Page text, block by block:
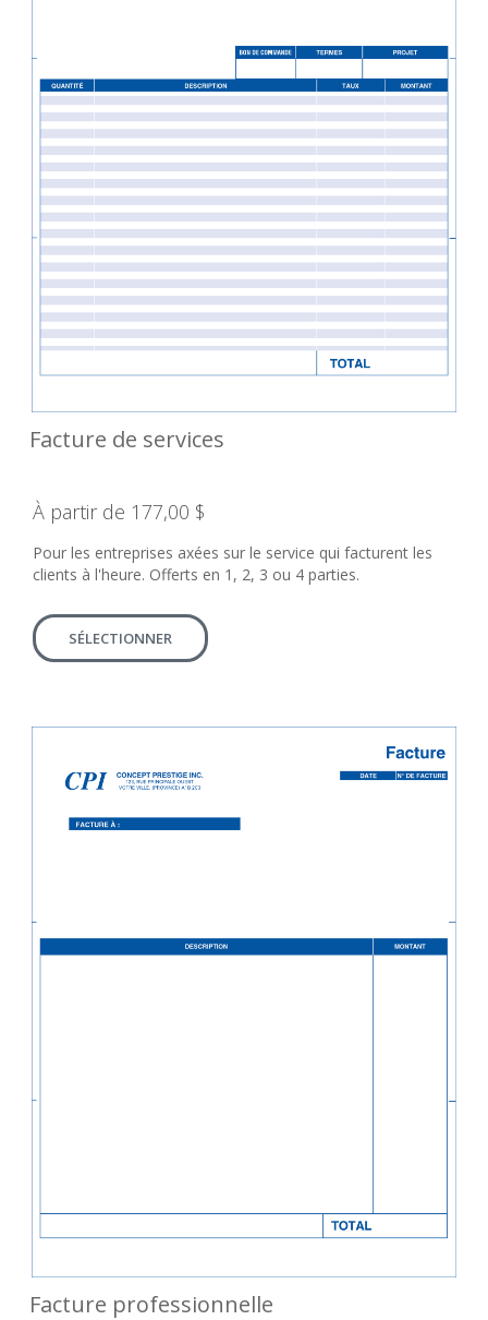
Facture de services
À partir de 177,00 $
Pour les entreprises axées sur le service qui facturent les
clients à l'heure. Offerts en 1, 2, 3 ou 4 parties.
SÉLECTIONNER
Facture professionnelle